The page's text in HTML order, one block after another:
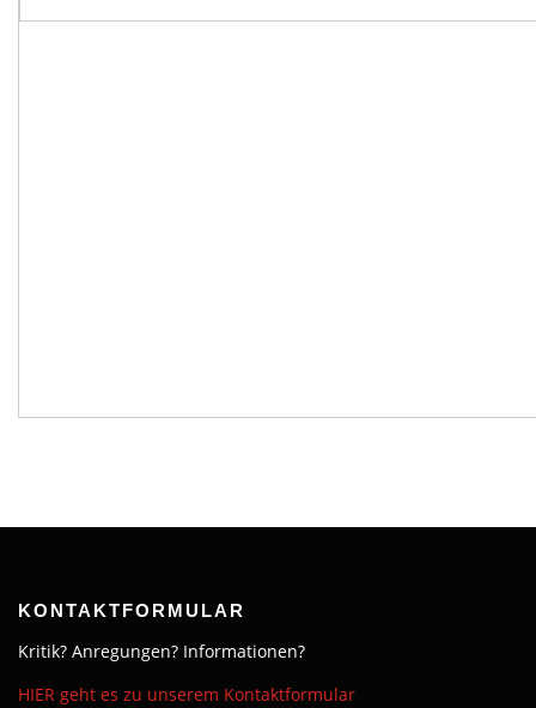
KONTAKTFORMULAR
Kritik? Anregungen? Informationen?
HIER geht es zu unserem Kontaktformular